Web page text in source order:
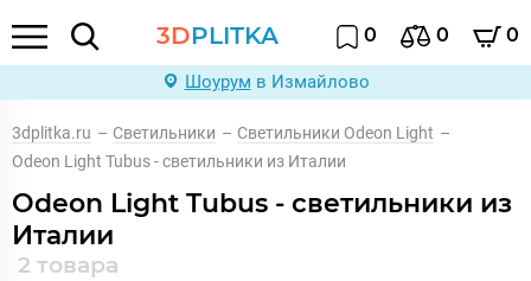
3DPLITKA 0 0 0
Шоурум в Измайлово
3dplitka.ru – Светильники – Светильники Odeon Light –
Odeon Light Tubus - светильники из Италии
Odeon Light Tubus - светильники из
Италии
2 товара